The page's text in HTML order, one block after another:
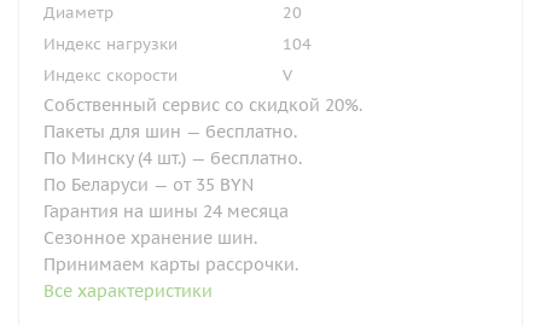
Диаметр
20
Индекс нагрузки
104
Индекс скорости
V
Собственный сервис со скидкой 20%.
Пакеты для шин — бесплатно.
По Минску (4 шт.) — бесплатно.
По Беларуси — от 35 BYN
Гарантия на шины 24 месяца
Сезонное хранение шин.
Принимаем карты рассрочки.
Все характеристики